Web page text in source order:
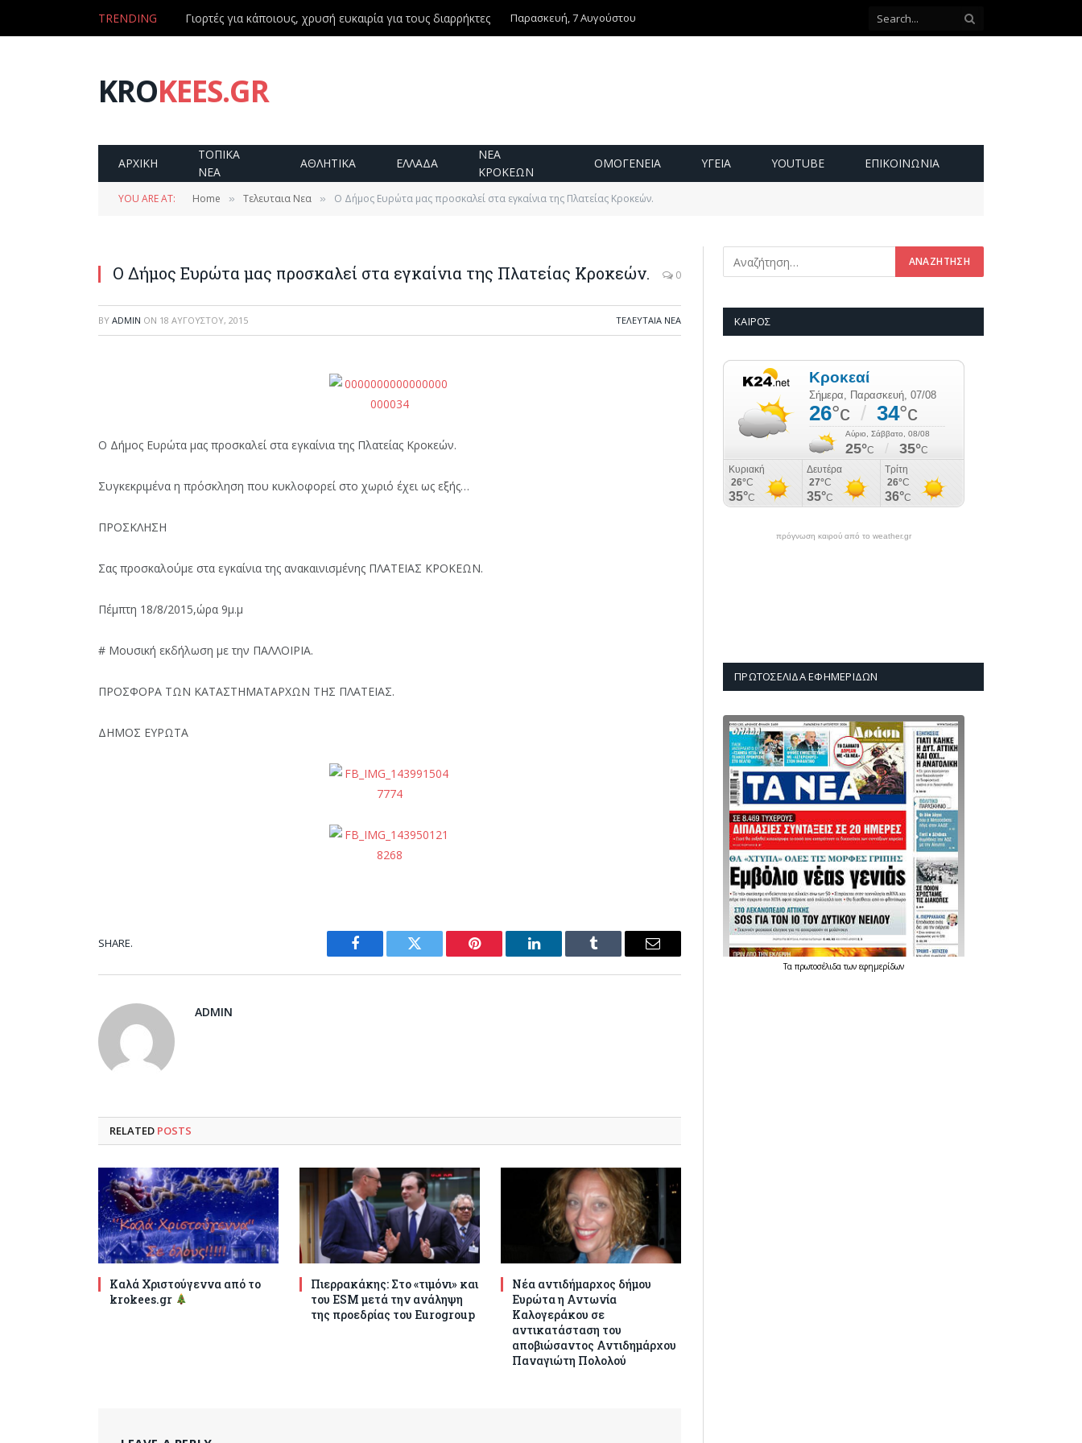
TRENDING Γιορτές για κάποιους, χρυσή ευκαιρία για τους διαρρήκτες Παρασκευή, 7 Αυγούστου
KROKEES.GR
ΑΡΧΙΚΗ
ΤΟΠΙΚΑ
ΝΕΑ
ΑΘΛΗΤΙΚΑ ΕΛΛΑΔΑ
ΝΕΑ
ΚΡΟΚΕΩΝ
ΟΜΟΓΕΝΕΙΑ ΥΓΕΙΑ YOUTUBE ΕΠΙΚΟΙΝΩΝΊΑ
YOU ARE AT: Home » Τελευταια Νεα » O Δήμος Ευρώτα μας προσκαλεί στα εγκαίνια της Πλατείας Κροκεών.
O Δήμος Ευρώτα μας προσκαλεί στα εγκαίνια της Πλατείας Κροκεών. 0
BY ADMIN ON 18 ΑΥΓΟΎΣΤΟΥ, 2015 ΤΕΛΕΥΤΑΙΑ ΝΕΑ
O Δήμος Ευρώτα μας προσκαλεί στα εγκαίνια της Πλατείας Κροκεών.
Συγκεκριμένα η πρόσκληση που κυκλοφορεί στο χωριό έχει ως εξής…
ΠΡΟΣΚΛΗΣΗ
Σας προσκαλούμε στα εγκαίνια της ανακαινισμένης ΠΛΑΤΕΙΑΣ ΚΡΟΚΕΩΝ.
Πέμπτη 18/8/2015,ώρα 9μ.μ
# Μουσική εκδήλωση με την ΠΑΛΛΟΙΡΙΑ.
ΠΡΟΣΦΟΡΑ ΤΩΝ ΚΑΤΑΣΤΗΜΑΤΑΡΧΩΝ ΤΗΣ ΠΛΑΤΕΙΑΣ.
ΔΗΜΟΣ ΕΥΡΩΤΑ
SHARE.
Facebook Twitter Pinterest LinkedIn Tumblr Email
ADMIN
RELATED POSTS
Καλά Χριστούγεννα από το
krokees.gr
Πιερρακάκης: Στο «τιμόνι» και
του ESM μετά την ανάληψη
της προεδρίας του Eurogroup
Νέα αντιδήμαρχος δήμου
Ευρώτα η Αντωνία
Καλογεράκου σε
αντικατάσταση του
αποβιώσαντος Αντιδημάρχου
Παναγιώτη Πολολού
ΚΑΙΡΌΣ
πρόγνωση καιρού από το weather.gr
ΠΡΩΤΟΣΈΛΙΔΑ ΕΦΗΜΕΡΊΔΩΝ
Τα πρωτοσέλιδατων εφημερίδων